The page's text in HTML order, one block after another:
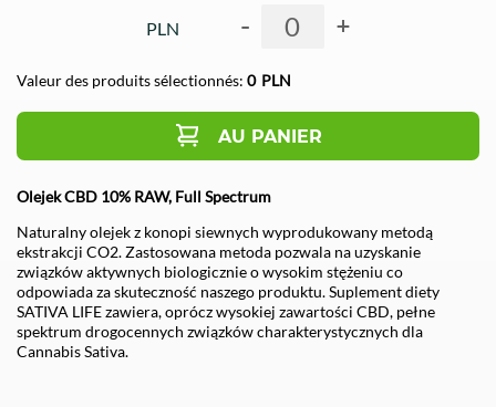
PLN - +
Valeur des produits sélectionnés: 0 PLN
AU PANIER
Olejek CBD 10% RAW, Full Spectrum
Naturalny olejek z konopi siewnych wyprodukowany metodą
ekstrakcji CO2. Zastosowana metoda pozwala na uzyskanie
związków aktywnych biologicznie o wysokim stężeniu co
odpowiada za skuteczność naszego produktu. Suplement diety
SATIVA LIFE zawiera, oprócz wysokiej zawartości CBD, pełne
spektrum drogocennych związków charakterystycznych dla
Cannabis Sativa.